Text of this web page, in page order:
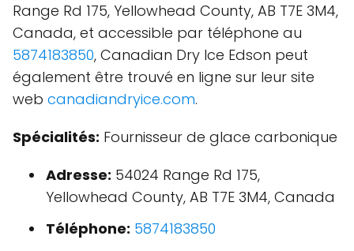
Range Rd 175, Yellowhead County, AB T7E 3M4,
Canada, et accessible par téléphone au
5874183850, Canadian Dry Ice Edson peut
également être trouvé en ligne sur leur site
web canadiandryice.com.
Spécialités: Fournisseur de glace carbonique
Adresse: 54024 Range Rd 175,
Yellowhead County, AB T7E 3M4, Canada
Téléphone: 5874183850